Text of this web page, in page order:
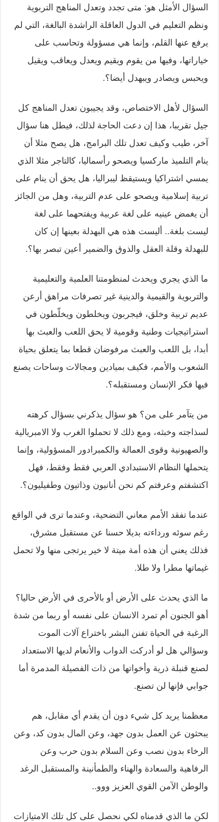
السؤال الأمثل هو: متى تجدد وتعدل المناهج التربوية
ونظم التعليم في الدول العاقلة الراشدة البالغة، التي لم
يرفع عنها القلم، وإنما هي مسؤولة وتحاسب على
خياراتها، وفيها من يقوم ويقيم ويعدل ويعاقب ويقيل
ويحبس ويصادر ويبهدل أيضا؟.
السؤال لأهل الاختصاص، وقد يجيبون تعدل المناهج كل
جيل تقريبا، هذا إن دعت الحاجة لذلك، فيطل هنا سؤال
آخر، طيب وكيف تعدل تلك البرامج، هل يصح مثلا أن
ينام التلميذ ماركسيا ويصحو رأسماليا، كالتاجر مثلا الذي
يمسي اشتراكيا ويستيقظ ليبراليا، هل يحق أن ينام على
تربية إسلامية ويصحو على عدم التربية، وهل من الجائز
أن يغمض عينيه على لغة عربية ويفتحهما على لغة
ليست بلغة.. أليست هذه هي البهدلة بعينها إن كان
للبهدلة وقلة العقل والذوق والضمير أعين تبصر بها؟.
ما الذي يجري ويحدث لمنظومتنا العلمية والتعليمية
والتربوية والقيمية والدينية غير تصرفات مراهق أرعن
عديم تربية وخلق، فيجربون ويخلطون ويخلّطون في
استراتيجيات وطنية وقومية لا يحق اللعب والعبث بها
أبدا، بل اللعب والعبث مرفوضان قطعا بما يتعلق بحياة
الشعوب والأمم، فكيف بميادين ومجالات وساحات يصنع
فيها فكر الإنسان ومستقبله؟.
من يتآمر على من؟ هو سؤال يذكرني بسؤال كرهته
لسذاجته وخبثه، ومع ذلك لا تحملوا الغرب ولا الامبريالية
والصهيونية وقوى العمالة والكمبرادور المسؤولية، وإنما
يتحملها النظام الاستبدادي العربي فقط وفقط، فهل
اكتشفتم وعرفتم كم نحن أنانيون وذاتيون وطفيليون؟.
عندما تفقد الأمم معاني التضحية، وعندما ترى في الواقع
رغم سوئه ورداءته بديلا حسنا عن مستقبل مشرق،
فذلك يعني أن هذه أمة ميتة لا خير يرتجى منها ولا تحمل
غيماتها مطرا ولا طلا.
ما الذي يحدث على الأرض أو بالأحرى في الأرض حاليا؟
أهو الجنون أم تمرد الانسان على نفسه أو ربما من شدة
الرغبة في الحياة تفنن البشر باختراع آلات الموت
وسؤالي هل لو أدركت الدواب والأنعام لديها الاستعداد
لصنع قنبلة ذرية وأخواتها من ذات الفصيلة المدمرة أما
جوابي فإنها لن تصنع.
معظمنا يريد كل شيء دون أن يقدم أي مقابل، هم
يبحثون عن العمل بدون جهد، وعن المال بدون كد، وعن
الرخاء بدون نصب وعن السلام بدون حرب وعن
الرفاهية والسعادة والهناء والطمأنينة والمستقبل الرغد
والوطن الآمن القوي العزيز ووو..
لكن ما الذي قدمناه لكي نحصل على كل تلك الامتيازات